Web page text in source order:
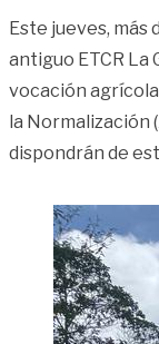
Este jueves, más
antiguo ETCR La
vocación
la Normalización
dispondrán de